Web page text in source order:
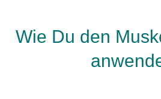
Wie Du den